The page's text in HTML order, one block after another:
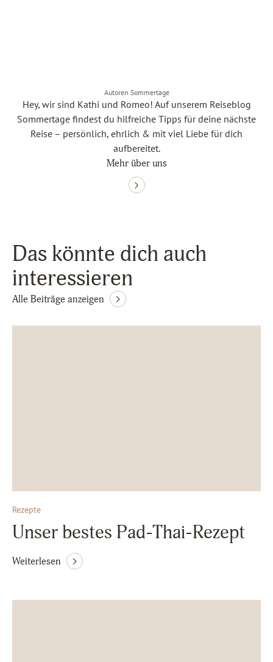
Autoren Sommertage
Hey, wir sind Kathi und Romeo! Auf unserem Reiseblog
Sommertage findest du hilfreiche Tipps für deine nächste
Reise – persönlich, ehrlich & mit viel Liebe für dich
aufbereitet.
Mehr über uns
Das könnte dich auch
interessieren
Alle Beiträge anzeigen
Rezepte
Unser bestes Pad-Thai-Rezept
Weiterlesen